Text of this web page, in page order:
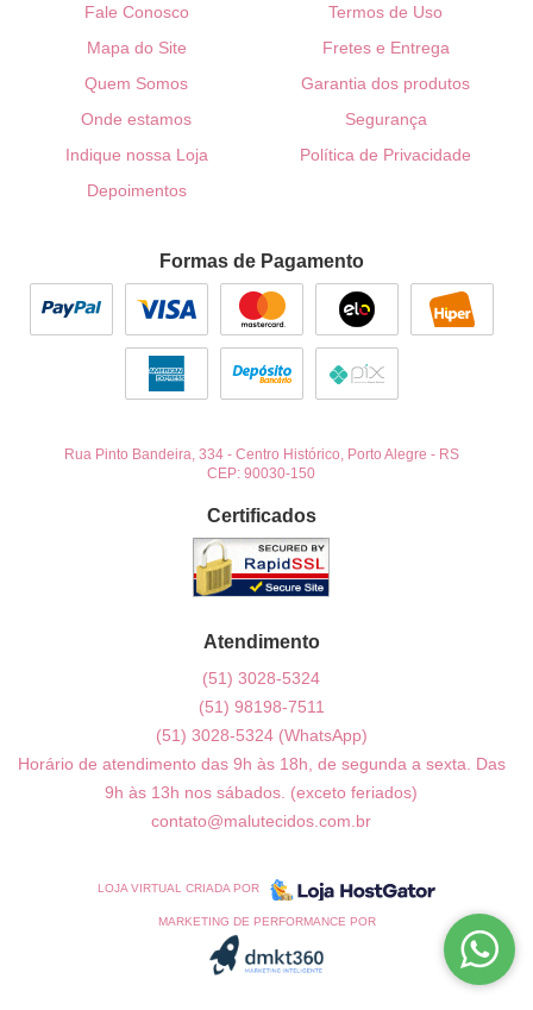
Fale Conosco
Mapa do Site
Quem Somos
Onde estamos
Indique nossa Loja
Depoimentos
Termos de Uso
Fretes e Entrega
Garantia dos produtos
Segurança
Política de Privacidade
Formas de Pagamento
Rua Pinto Bandeira, 334- Centro Histórico, Porto Alegre - RS
CEP: 90030-150
Certificados
Atendimento
(51) 3028-5324
(51) 98198-7511
(51) 3028-5324 (WhatsApp)
Horário de atendimento das 9h às 18h, de segunda a sexta. Das
9h às 13h nos sábados. (exceto feriados)
contato@malutecidos.com.br
LOJA VIRTUAL CRIADA POR
MARKETING DE PERFORMANCE POR